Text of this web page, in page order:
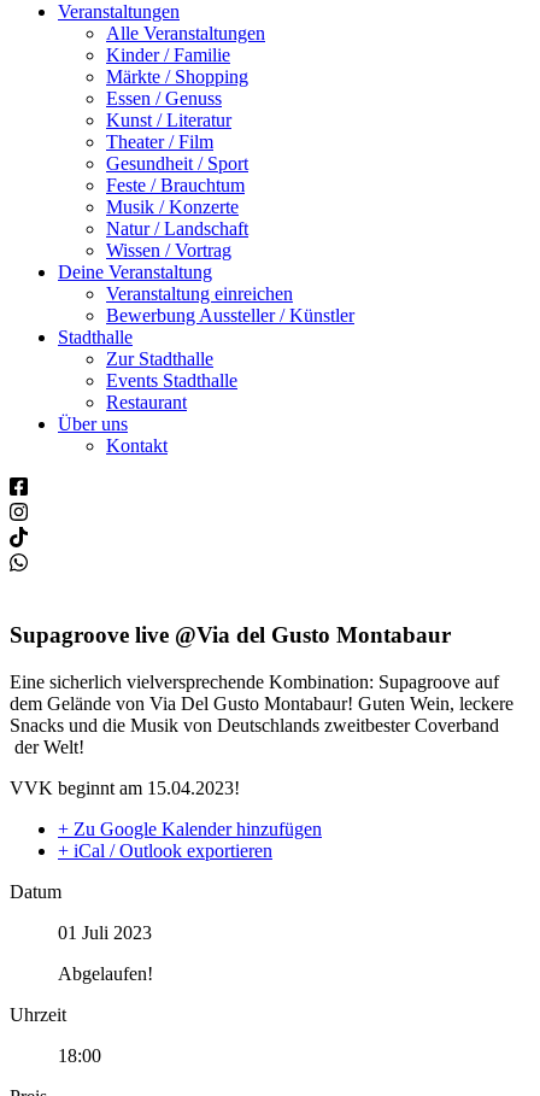
Veranstaltungen
Alle Veranstaltungen
Kinder / Familie
Märkte / Shopping
Essen / Genuss
Kunst / Literatur
Theater / Film
Gesundheit / Sport
Feste / Brauchtum
Musik / Konzerte
Natur / Landschaft
Wissen / Vortrag
Deine Veranstaltung
Veranstaltung einreichen
Bewerbung Aussteller / Künstler
Stadthalle
Zur Stadthalle
Events Stadthalle
Restaurant
Über uns
Kontakt
Supagroove live @Via del Gusto Montabaur
Eine sicherlich vielversprechende Kombination: Supagroove auf
dem Gelände von Via Del Gusto Montabaur! Guten Wein, leckere
Snacks und die Musik von Deutschlands zweitbester Coverband
der Welt!
VVK beginnt am 15.04.2023!
+ Zu Google Kalender hinzufügen
+ iCal / Outlook exportieren
Datum
01 Juli 2023
Abgelaufen!
Uhrzeit
18:00